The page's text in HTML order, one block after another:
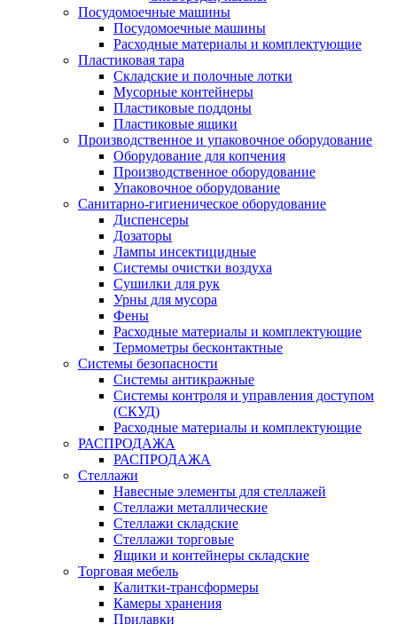
Посудомоечные машины
Посудомоечные машины
Расходные материалы и комплектующие
Пластиковая тара
Складские и полочные лотки
Мусорные контейнеры
Пластиковые поддоны
Пластиковые ящики
Производственное и упаковочное оборудование
Оборудование для копчения
Производственное оборудование
Упаковочное оборудование
Санитарно-гигиеническое оборудование
Диспенсеры
Дозаторы
Лампы инсектицидные
Системы очистки воздуха
Сушилки для рук
Урны для мусора
Фены
Расходные материалы и комплектующие
Термометры бесконтактные
Системы безопасности
Системы антикражные
Системы контроля и управления доступом
(СКУД)
Расходные материалы и комплектующие
РАСПРОДАЖА
РАСПРОДАЖА
Стеллажи
Навесные элементы для стеллажей
Стеллажи металлические
Стеллажи складские
Стеллажи торговые
Ящики и контейнеры складские
Торговая мебель
Калитки-трансформеры
Камеры хранения
Прилавки